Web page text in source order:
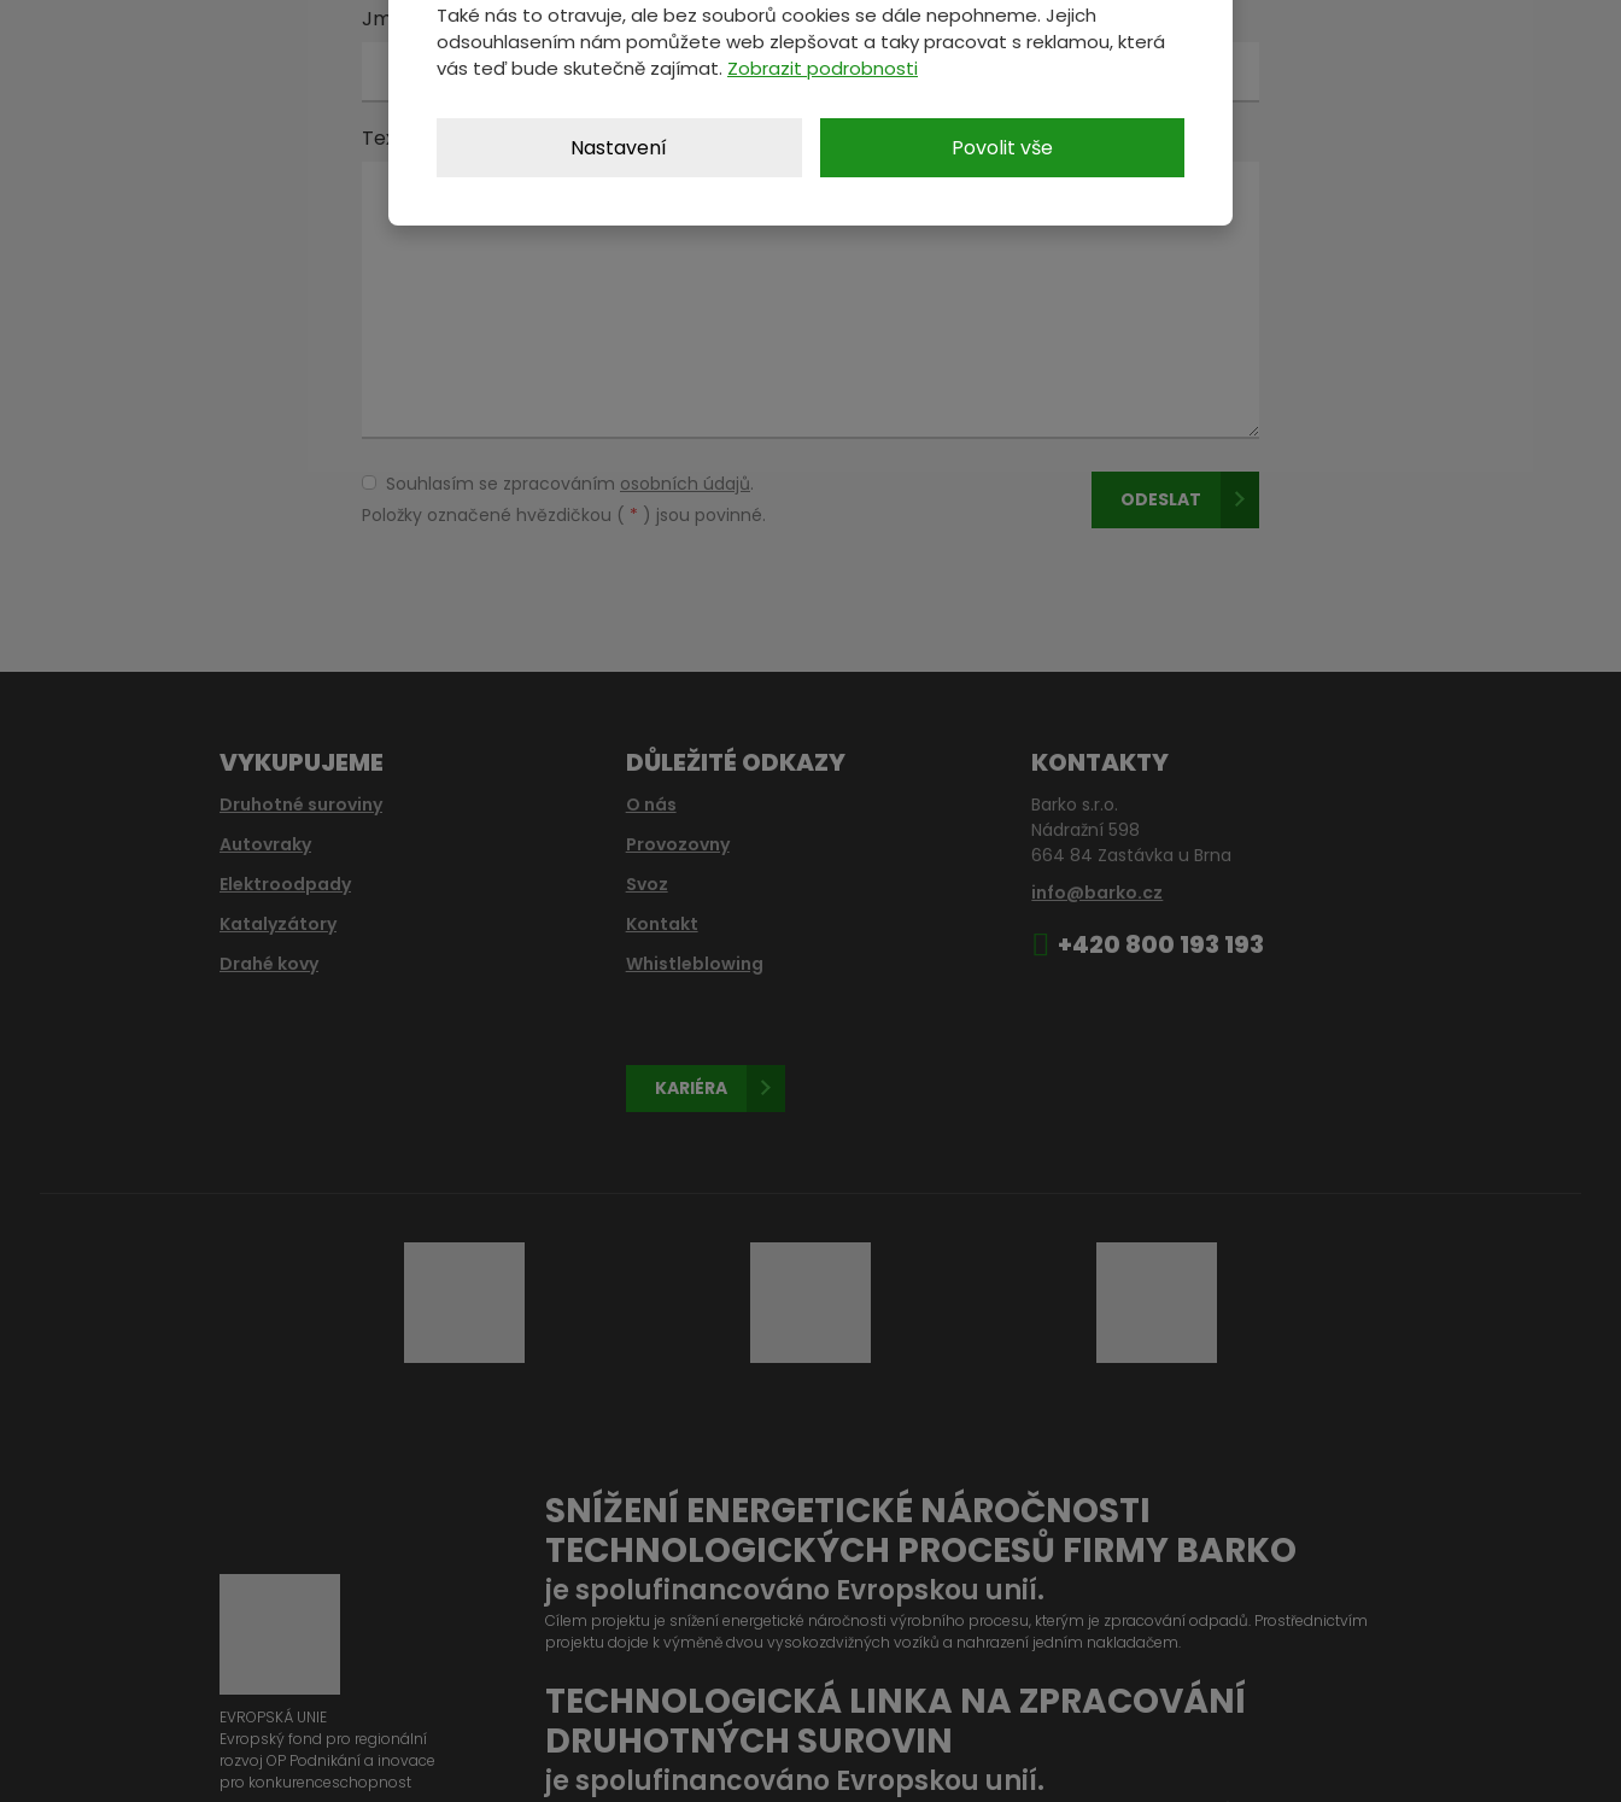
Jméno a příjmení* E-mail*
Text zprávy
Souhlasím
se
zpracováním
Souhlasím se zpracováním osobních údajů.
Položky označené hvězdičkou ( * ) jsou povinné.
ODESLAT
VYKUPUJEME
Druhotné suroviny
Autovraky
Elektroodpady
Katalyzátory
Drahé kovy
DŮLEŽITÉ ODKAZY
O nás
Provozovny
Svoz
Kontakt
Whistleblowing
KARIÉRA
KONTAKTY
Barko s.r.o.
Nádražní 598
664 84 Zastávka u Brna
info@barko.cz
+420 800 193 193
EVROPSKÁ UNIE
Evropský fond pro regionální
rozvoj OP Podnikání a inovace
pro konkurenceschopnost
SNÍŽENÍ ENERGETICKÉ NÁROČNOSTI
TECHNOLOGICKÝCH PROCESŮ FIRMY BARKO
je spolufinancováno Evropskou unií.
Cílem projektu je snížení energetické náročnosti výrobního procesu, kterým je zpracování odpadů. Prostřednictvím
projektu dojde k výměně dvou vysokozdvižných vozíků a nahrazení jedním nakladačem.
TECHNOLOGICKÁ LINKA NA ZPRACOVÁNÍ
DRUHOTNÝCH SUROVIN
je spolufinancováno Evropskou unií.
Také nás to otravuje, ale bez souborů cookies se dále nepohneme. Jejich
odsouhlasením nám pomůžete web zlepšovat a taky pracovat s reklamou, která
vás teď bude skutečně zajímat. Zobrazit podrobnosti
Nastavení Povolit vše